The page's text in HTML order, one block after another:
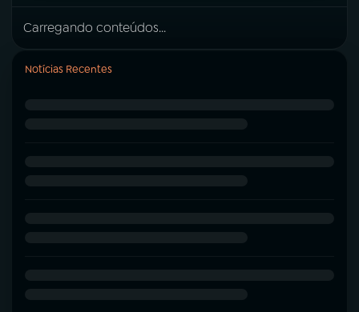
Carregando conteúdos...
Notícias Recentes